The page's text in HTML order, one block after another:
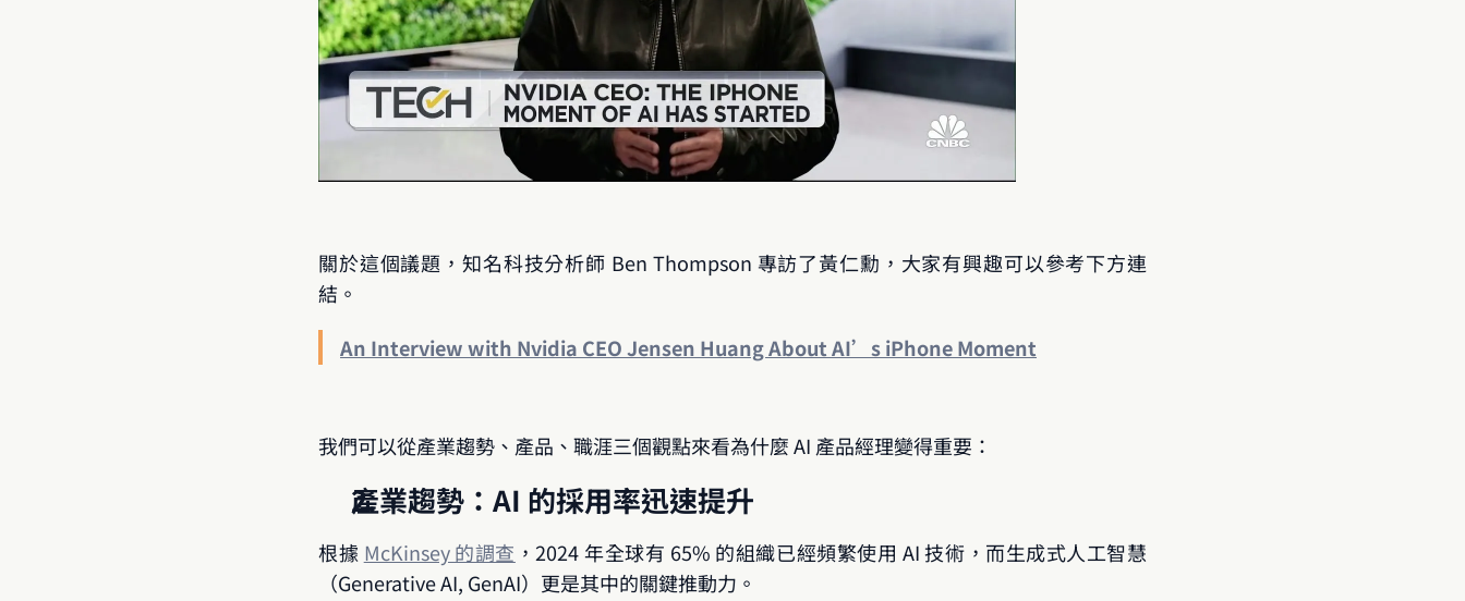
關於這個議題，知名科技分析師 Ben Thompson 專訪了黃仁勳，大家有興趣可以參考下方連
結。
An Interview with Nvidia CEO Jensen Huang About AI’s iPhone Moment
我們可以從產業趨勢、產品、職涯三個觀點來看為什麼 AI 產品經理變得重要：
產業趨勢：AI 的採用率迅速提升
根據 McKinsey 的調查 ，2024 年全球有 65% 的組織已經頻繁使用 AI 技術，而生成式人工智慧
（Generative AI, GenAI）更是其中的關鍵推動力。